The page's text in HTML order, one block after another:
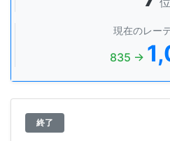
現在のレー
835 →
終了